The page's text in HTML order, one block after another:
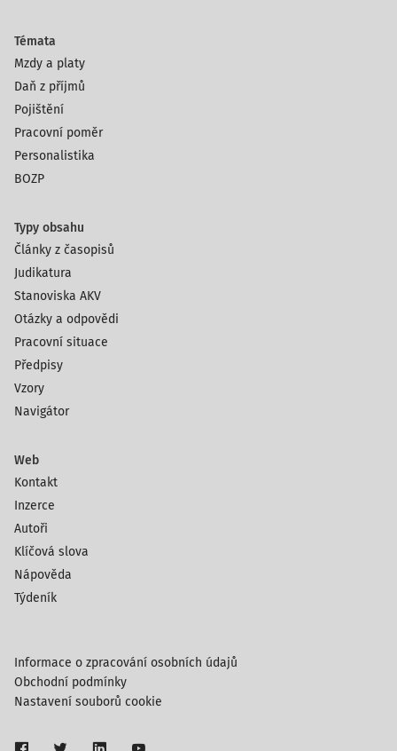
Témata
Mzdy a platy
Daň z příjmů
Pojištění
Pracovní poměr
Personalistika
BOZP
Typy obsahu
Články z časopisů
Judikatura
Stanoviska AKV
Otázky a odpovědi
Pracovní situace
Předpisy
Vzory
Navigátor
Web
Kontakt
Inzerce
Autoři
Klíčová slova
Nápověda
Týdeník
Informace o zpracování osobních údajů
Obchodní podmínky
Nastavení souborů cookie